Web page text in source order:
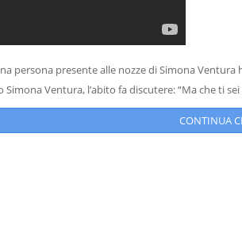
persona presente alle nozze di Simona
Ventura, l’abito fa discutere: “Ma che ti
CONTINUA